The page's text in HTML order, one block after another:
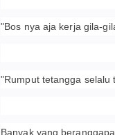
"Bos nya aja kerja gila-
"Rumput tetangga selalu
Banyak yang